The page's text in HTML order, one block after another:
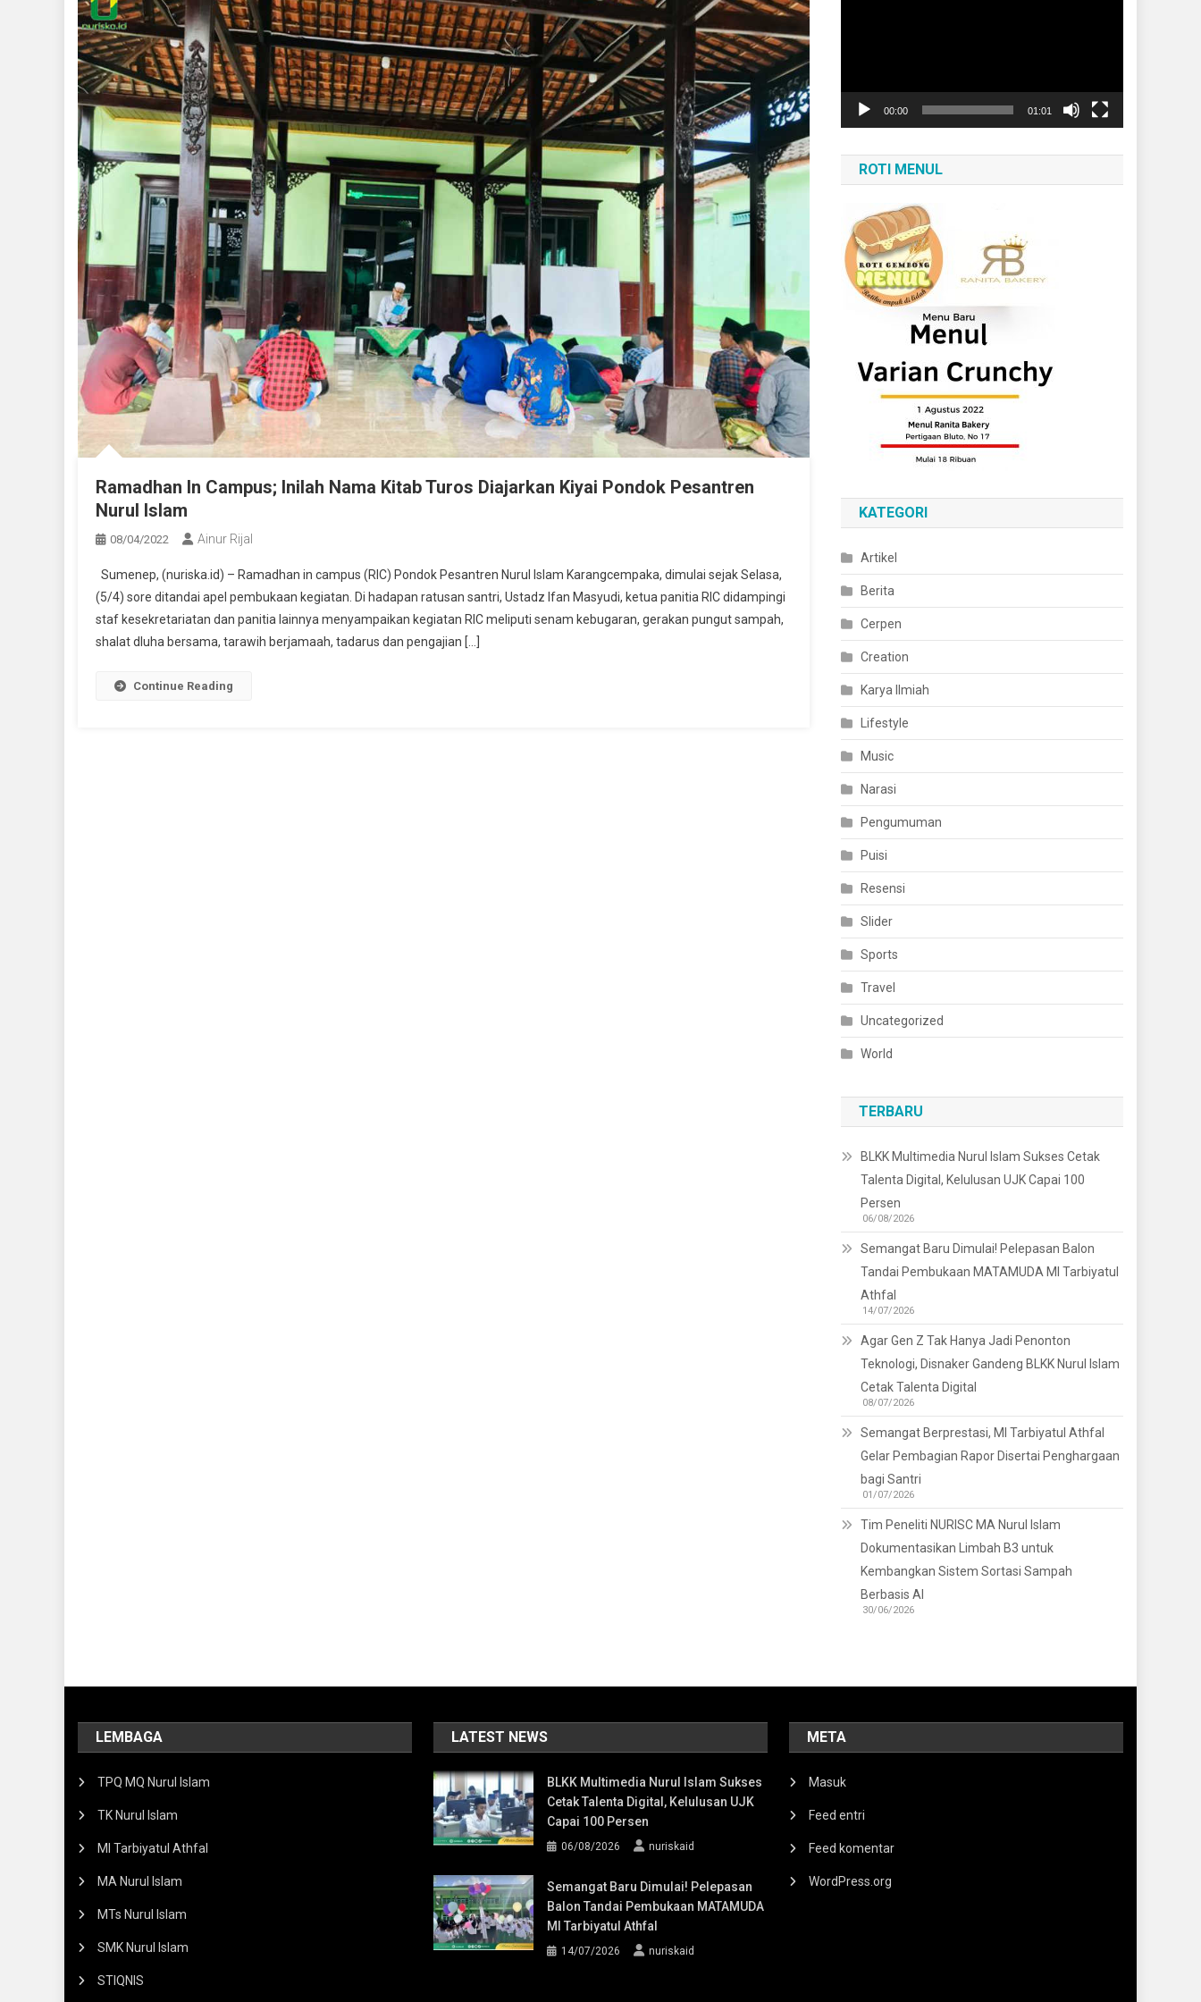
Ramadhan In Campus; Inilah Nama Kitab Turos Diajarkan Kiyai Pondok Pesantren
Nurul Islam
08/04/2022 Ainur Rijal
Sumenep, (nuriska.id) – Ramadhan in campus (RIC) Pondok Pesantren Nurul Islam Karangcempaka, dimulai sejak Selasa,
(5/4) sore ditandai apel pembukaan kegiatan. Di hadapan ratusan santri, Ustadz Ifan Masyudi, ketua panitia RIC didampingi
staf kesekretariatan dan panitia lainnya menyampaikan kegiatan RIC meliputi senam kebugaran, gerakan pungut sampah,
shalat dluha bersama, tarawih berjamaah, tadarus dan pengajian […]
Continue Reading
00:00 01:01
ROTI MENUL
KATEGORI
Artikel
Berita
Cerpen
Creation
Karya Ilmiah
Lifestyle
Music
Narasi
Pengumuman
Puisi
Resensi
Slider
Sports
Travel
Uncategorized
World
TERBARU
BLKK Multimedia Nurul Islam Sukses Cetak
Talenta Digital, Kelulusan UJK Capai 100
Persen
06/08/2026
Semangat Baru Dimulai! Pelepasan Balon
Tandai Pembukaan MATAMUDA MI Tarbiyatul
Athfal
14/07/2026
Agar Gen Z Tak Hanya Jadi Penonton
Teknologi, Disnaker Gandeng BLKK Nurul Islam
Cetak Talenta Digital
08/07/2026
Semangat Berprestasi, MI Tarbiyatul Athfal
Gelar Pembagian Rapor Disertai Penghargaan
bagi Santri
01/07/2026
Tim Peneliti NURISC MA Nurul Islam
Dokumentasikan Limbah B3 untuk
Kembangkan Sistem Sortasi Sampah
Berbasis AI
30/06/2026
LEMBAGA
TPQ MQ Nurul Islam
TK Nurul Islam
MI Tarbiyatul Athfal
MA Nurul Islam
MTs Nurul Islam
SMK Nurul Islam
STIQNIS
LATEST NEWS
BLKK Multimedia Nurul Islam Sukses
Cetak Talenta Digital, Kelulusan UJK
Capai 100 Persen
06/08/2026 nuriskaid
Semangat Baru Dimulai! Pelepasan
Balon Tandai Pembukaan MATAMUDA
MI Tarbiyatul Athfal
14/07/2026 nuriskaid
META
Masuk
Feed entri
Feed komentar
WordPress.org